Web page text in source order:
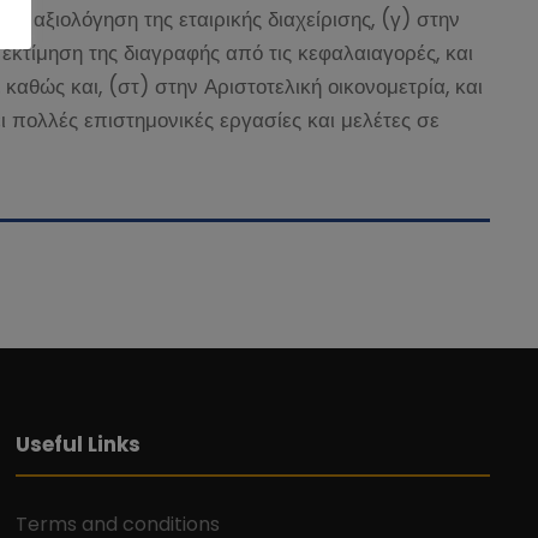
αξιολόγηση της εταιρικής διαχείρισης, (γ) στην
της διαγραφής από τις κεφαλαιαγορές, και
και, (στ) στην Αριστοτελική οικονομετρία, και
επιστημονικές εργασίες και μελέτες σε
Useful Links
Terms and conditions